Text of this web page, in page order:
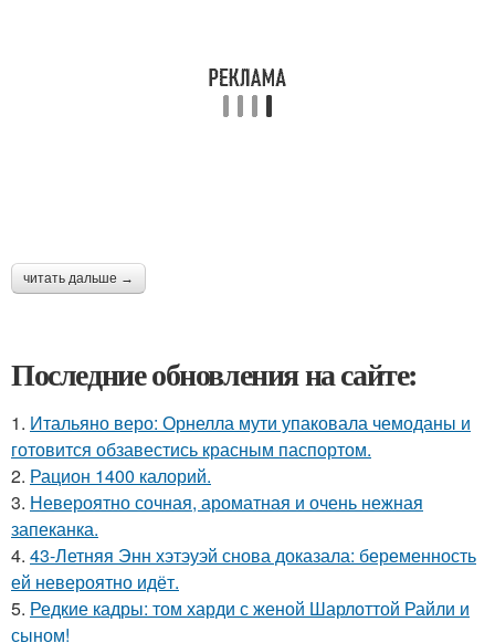
читать дальше →
Последние обновления на сайте:
1. Итальяно веро: Орнелла мути упаковала чемоданы и
готовится обзавестись красным паспортом.
2. Рацион 1400 калорий.
3. Невероятно сочная, ароматная и очень нежная
запеканка.
4. 43-Летняя Энн хэтэуэй снова доказала: беременность
ей невероятно идёт.
5. Редкие кадры: том харди с женой Шарлоттой Райли и
сыном!